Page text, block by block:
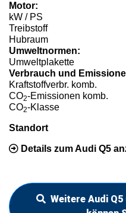
Motor:
kW / PS
Treibstoff
Hubraum
Umweltnormen:
Umweltplakette
Verbrauch und
Kraftstoffverbr. komb.
CO2-Emissionen komb.
CO2-Klasse
Standort
Details zum Audi Q5
Weitere Audi